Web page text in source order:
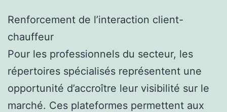
Renforcement de l’interaction client-
chauffeur
Pour les professionnels du secteur, les
répertoires spécialisés représentent une
opportunité d’accroître leur visibilité sur le
marché. Ces plateformes permettent aux